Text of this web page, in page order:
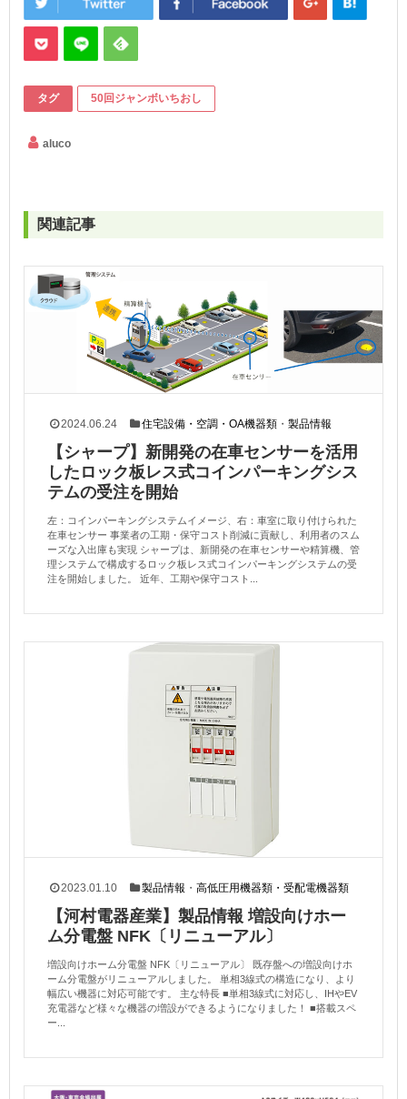
タグ 50回ジャンボいちおし
aluco
関連記事
2024.06.24 住宅設備・空調・OA機器類 ・製品情報
【シャープ】新開発の在車センサーを活用
したロック板レス式コインパーキングシス
テムの受注を開始
左：コインパーキングシステムイメージ、右：車室に取り付けられた
在車センサー 事業者の工期・保守コスト削減に貢献し、利用者のスム
ーズな入出庫も実現 シャープは、新開発の在車センサーや精算機、管
理システムで構成するロック板レス式コインパーキングシステムの受
注を開始しました。 近年、工期や保守コスト...
2023.01.10 製品情報 ・高低圧用機器類・受配電機器類
【河村電器産業】製品情報 増設向けホー
ム分電盤 NFK〔リニューアル〕
増設向けホーム分電盤 NFK〔リニューアル〕 既存盤への増設向けホ
ーム分電盤がリニューアルしました。 単相3線式の構造になり、より
幅広い機器に対応可能です。 主な特長 ■単相3線式に対応し、IHやEV
充電器など様々な機器の増設ができるようになりました！ ■搭載スペ
ー...